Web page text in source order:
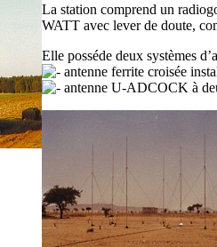
La station comprend un
WATT avec lever de doute,
Elle posséde deux systèmes
antenne ferrite croisée
antenne U-ADCOCK à